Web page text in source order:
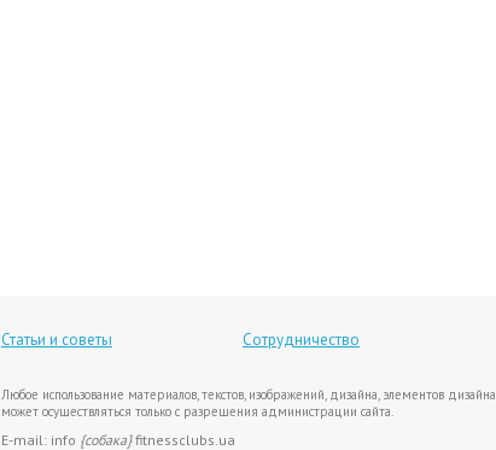
Статьи и советы Сотрудничество
Любое использование материалов, текстов, изображений, дизайна, элементов дизайна
может осуществляться только с разрешения администрации сайта.
E-mail: info {собака}fitnessclubs.ua